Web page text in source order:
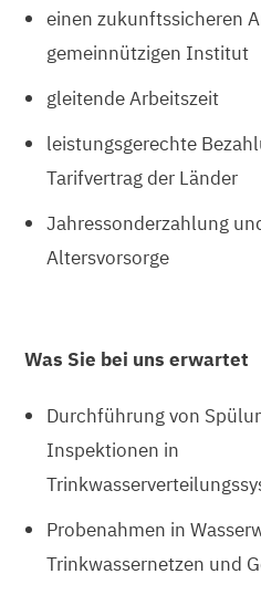
einen zukunftssicheren
gemeinnützigen Institut
gleitende Arbeitszeit
leistungsgerechte
Tarifvertrag der Länder
Jahressonderzahlung
Altersvorsorge
Was Sie bei uns erwartet
Durchführung von
Inspektionen in
Probenahmen in
Trinkwassernetzen und